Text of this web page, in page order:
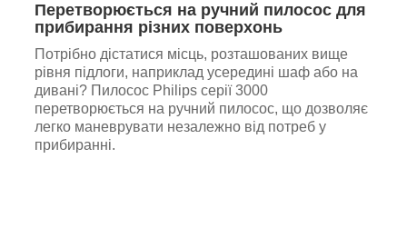
Перетворюється на ручний пилосос для
прибирання різних поверхонь
Потрібно дістатися місць, розташованих вище
рівня підлоги, наприклад усередині шаф або на
дивані? Пилосос Philips серії 3000
перетворюється на ручний пилосос, що дозволяє
легко маневрувати незалежно від потреб у
прибиранні.